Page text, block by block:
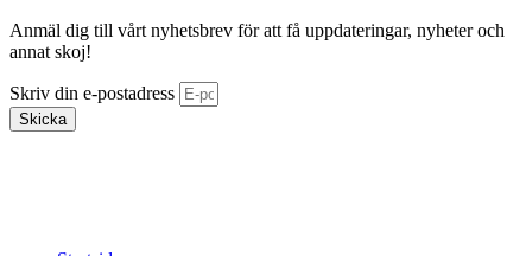
Anmäl dig till vårt nyhetsbrev för att få uppdateringar, nyheter och
annat skoj!
Skriv din e-postadress
Skicka